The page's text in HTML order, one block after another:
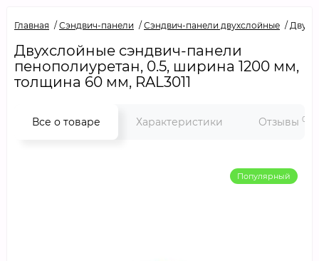
Главная Сэндвич-панели Сэндвич-панели двухслойные
Двухслойные сэндвич-панели
пенополиуретан, 0.5, ширина 1200 мм,
толщина 60 мм, RAL3011
Все о товаре Характеристики Отзывы 0
Популярный